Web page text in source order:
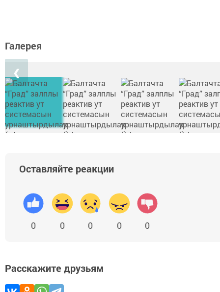
Галерея
❮
Оставляйте реакции
0 0 0 0 0
Расскажите друзьям